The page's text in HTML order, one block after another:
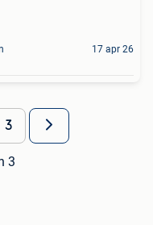
17 apr 26
3
3